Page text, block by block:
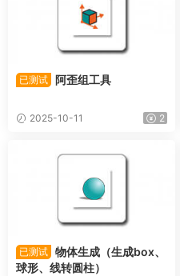
已测试 阿歪组工具
2025-10-11 2
已测试 物体生成（生成box、
球形、线转圆柱）